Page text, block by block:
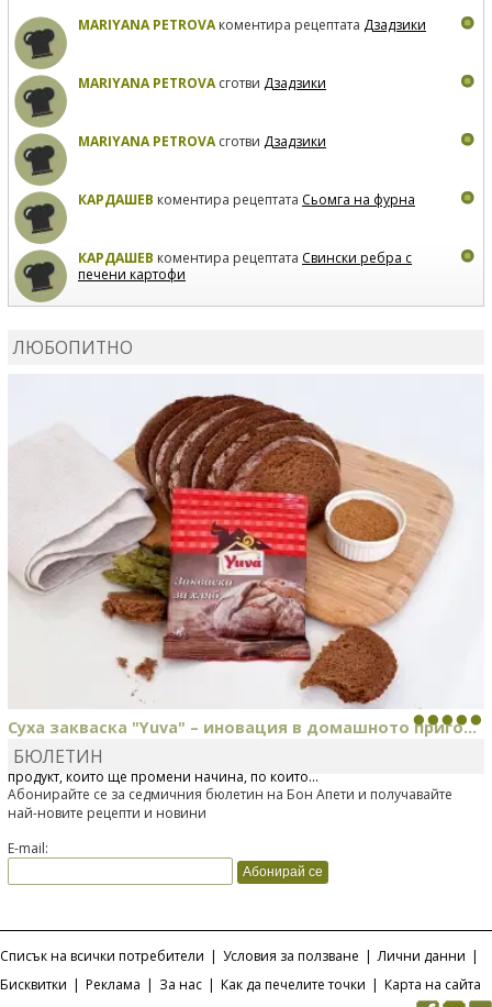
MARIYANA PETROVAкоментира рецептата Дзадзики
MARIYANA PETROVAсготви Дзадзики
MARIYANA PETROVAсготви Дзадзики
КАРДАШЕВ коментира рецептата Сьомга на фурна
КАРДАШЕВ коментира рецептата Свински ребра с
печени картофи
ЛЮБОПИТНО
Суха закваска "Yuva" – иновация в домашното приго...
Отскоро Лесафр България стартира предлагането на изцяло нов
продукт, който ще промени начина, по който...
БЮЛЕТИН
Абонирайте се за седмичния бюлетин на Бон Апети и получавайте
най-новите рецепти и новини
E-mail:
Списък на всички потребители | Условия за ползване | Лични данни |
Бисквитки | Реклама | За нас | Как да печелите точки | Карта на сайта